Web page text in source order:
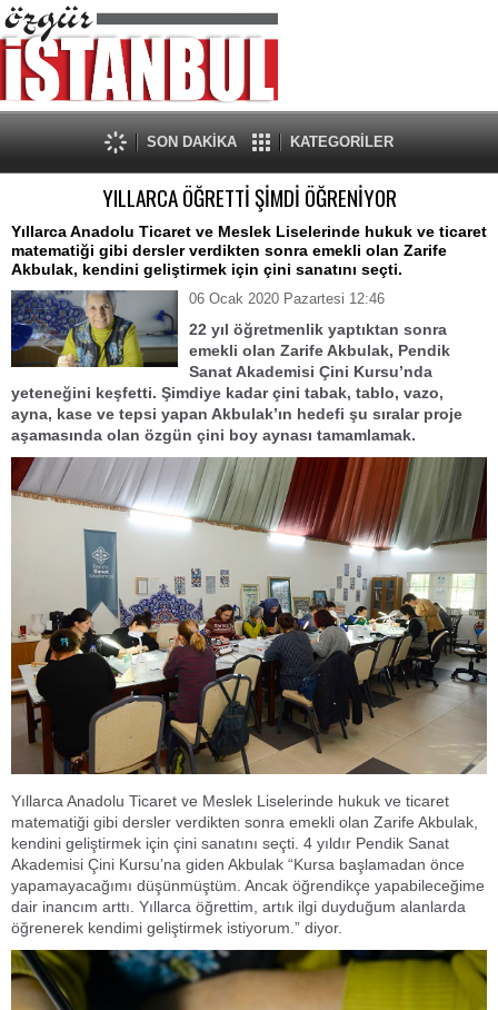
SON DAKİKA KATEGORİLER
YILLARCA ÖĞRETTİ ŞİMDİ ÖĞRENİYOR
Yıllarca Anadolu Ticaret ve Meslek Liselerinde hukuk ve ticaret
matematiği gibi dersler verdikten sonra emekli olan Zarife
Akbulak, kendini geliştirmek için çini sanatını seçti.
06 Ocak 2020 Pazartesi 12:46
22 yıl öğretmenlik yaptıktan sonra
emekli olan Zarife Akbulak, Pendik
Sanat Akademisi Çini Kursu’nda
yeteneğini keşfetti. Şimdiye kadar çini tabak, tablo, vazo,
ayna, kase ve tepsi yapan Akbulak’ın hedefi şu sıralar proje
aşamasında olan özgün çini boy aynası tamamlamak.
Yıllarca Anadolu Ticaret ve Meslek Liselerinde hukuk ve ticaret
matematiği gibi dersler verdikten sonra emekli olan Zarife Akbulak,
kendini geliştirmek için çini sanatını seçti. 4 yıldır Pendik Sanat
Akademisi Çini Kursu’na giden Akbulak “Kursa başlamadan önce
yapamayacağımı düşünmüştüm. Ancak öğrendikçe yapabileceğime
dair inancım arttı. Yıllarca öğrettim, artık ilgi duyduğum alanlarda
öğrenerek kendimi geliştirmek istiyorum.” diyor.